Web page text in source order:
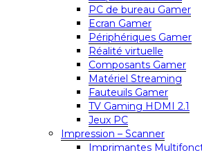
PC de bureau Gamer
Ecran Gamer
Périphériques Gamer
Réalité virtuelle
Composants Gamer
Matériel Streaming
Fauteuils Gamer
TV Gaming HDMI 2.1
Jeux PC
Impression – Scanner
Imprimantes